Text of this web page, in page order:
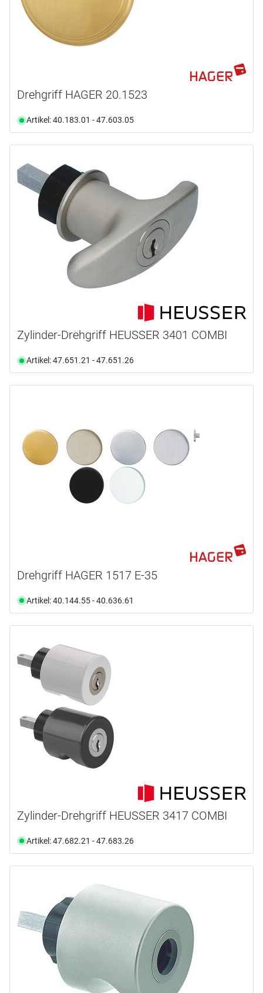
Drehgriff HAGER 20.1523
Artikel: 40.183.01 - 47.603.05
Zylinder-Drehgriff HEUSSER 3401 COMBI
Artikel: 47.651.21 - 47.651.26
Drehgriff HAGER 1517 E-35
Artikel: 40.144.55 - 40.636.61
Zylinder-Drehgriff HEUSSER 3417 COMBI
Artikel: 47.682.21 - 47.683.26